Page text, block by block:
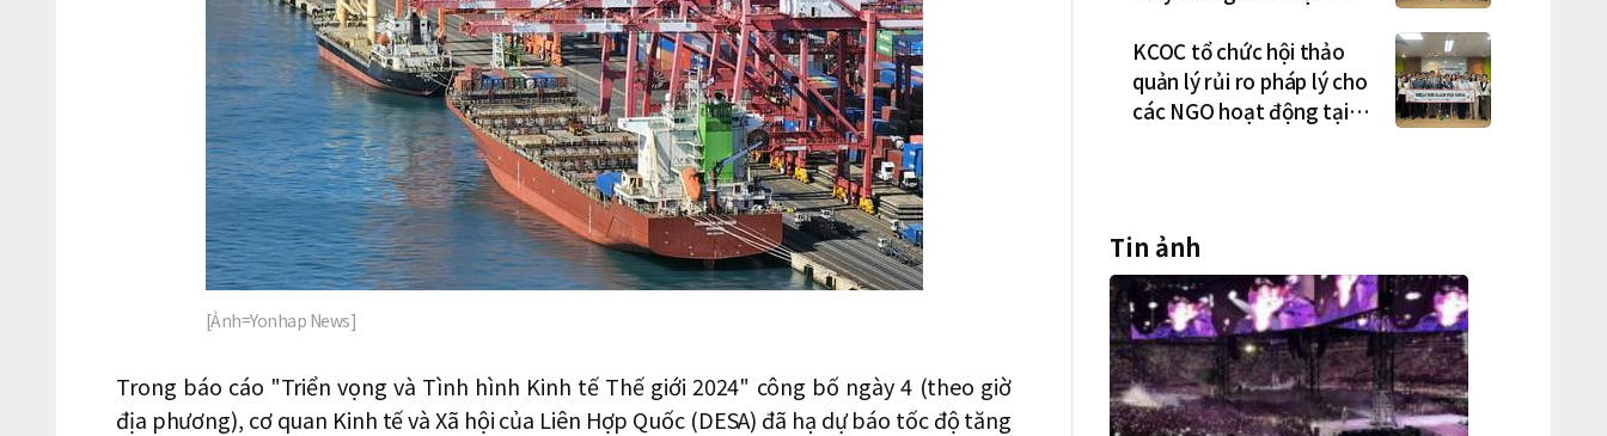
[Ảnh=Yonhap News]
Trong báo cáo "Triển vọng và Tình hình Kinh tế Thế giới 2024" công bố ngày 4 (theo giờ
địa phương), cơ quan Kinh tế và Xã hội của Liên Hợp Quốc (DESA) đã hạ dự báo tốc độ tăng
phối ở Hà Nội
KCOC tổ chức hội thảo
quản lý rủi ro pháp lý cho
các NGO hoạt động tại
Tin ảnh